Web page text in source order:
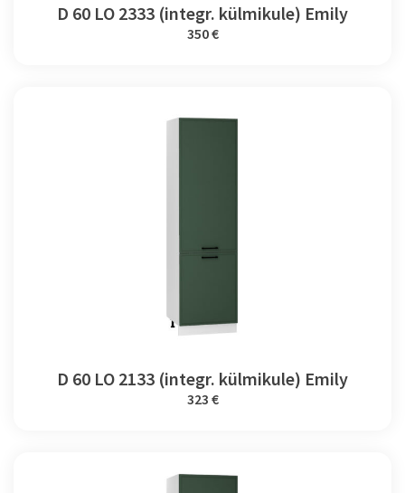
D 60 LO 2333 (integr. külmikule) Emily
350 €
D 60 LO 2133 (integr. külmikule) Emily
323 €